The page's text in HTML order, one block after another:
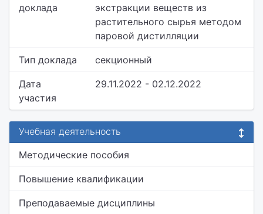
доклада
экстракции веществ из
растительного сырья методом
паровой дистилляции
Тип доклада секционный
Дата
участия
29.11.2022 - 02.12.2022
Учебная деятельность
Методические пособия
Повышение квалификации
Преподаваемые дисциплины